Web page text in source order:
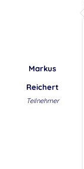
Markus
Reichert
Teilnehmer